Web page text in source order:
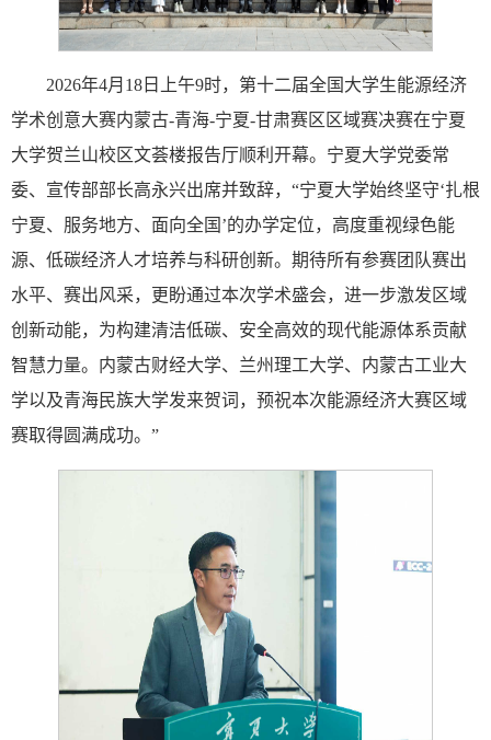
2026年4月18日上午9时，第十二届全国大学生能源经济
学术创意大赛内蒙古-青海-宁夏-甘肃赛区区域赛决赛在宁夏
大学贺兰山校区文荟楼报告厅顺利开幕。宁夏大学党委常
委、宣传部部长高永兴出席并致辞，“宁夏大学始终坚守‘扎根
宁夏、服务地方、面向全国’的办学定位，高度重视绿色能
源、低碳经济人才培养与科研创新。期待所有参赛团队赛出
水平、赛出风采，更盼通过本次学术盛会，进一步激发区域
创新动能，为构建清洁低碳、安全高效的现代能源体系贡献
智慧力量。内蒙古财经大学、兰州理工大学、内蒙古工业大
学以及青海民族大学发来贺词，预祝本次能源经济大赛区域
赛取得圆满成功。”